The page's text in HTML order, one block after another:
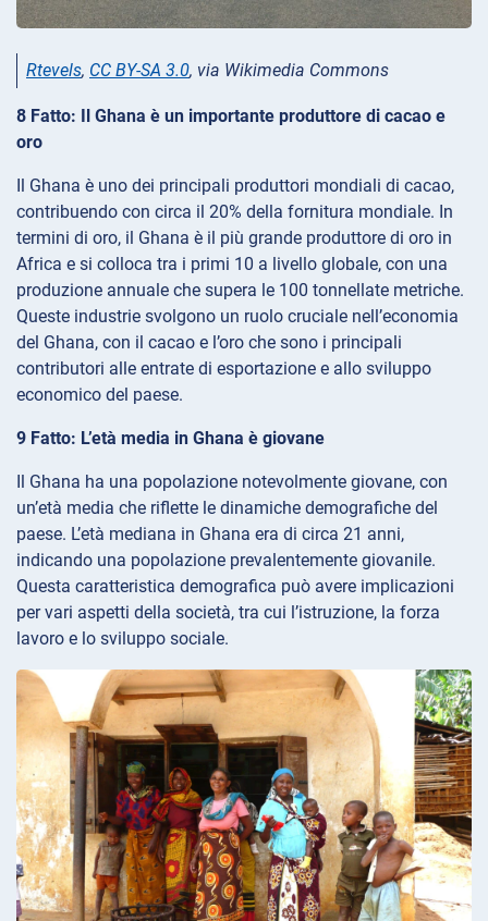
Rtevels, CC BY-SA 3.0, via Wikimedia Commons
8 Fatto: Il Ghana è un importante produttore di cacao e
oro
Il Ghana è uno dei principali produttori mondiali di cacao,
contribuendo con circa il 20% della fornitura mondiale. In
termini di oro, il Ghana è il più grande produttore di oro in
Africa e si colloca tra i primi 10 a livello globale, con una
produzione annuale che supera le 100 tonnellate metriche.
Queste industrie svolgono un ruolo cruciale nell’economia
del Ghana, con il cacao e l’oro che sono i principali
contributori alle entrate di esportazione e allo sviluppo
economico del paese.
9 Fatto: L’età media in Ghana è giovane
Il Ghana ha una popolazione notevolmente giovane, con
un’età media che riflette le dinamiche demografiche del
paese. L’età mediana in Ghana era di circa 21 anni,
indicando una popolazione prevalentemente giovanile.
Questa caratteristica demografica può avere implicazioni
per vari aspetti della società, tra cui l’istruzione, la forza
lavoro e lo sviluppo sociale.